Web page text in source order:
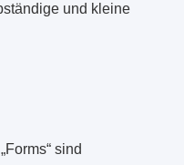
und kleine
sind